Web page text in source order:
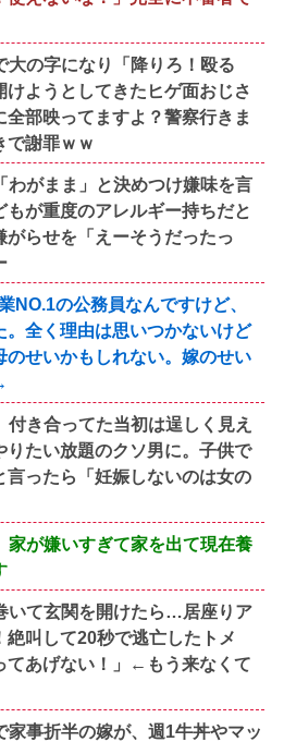
大の字になり「降りろ！殴る
ようとしてきたヒゲ面おじさ
全部映ってますよ？警察行きま
で謝罪ｗｗ
わがまま」と決めつけ嫌味を言
もが重度のアレルギー持ちだと
がらせを「えーそうだったっ
NO.1の公務員なんですけど、
。全く理由は思いつかないけど
のせいかもしれない。嫁のせい
付き合ってた当初は逞しく見え
りたい放題のクソ男に。子供で
言ったら「妊娠しないのは女の
家が嫌いすぎて家を出て現在養
いて玄関を開けたら…居座りア
叫して20秒で逃亡したトメ
てあげない！」←もう来なくて
家事折半の嫁が、週1牛丼やマッ